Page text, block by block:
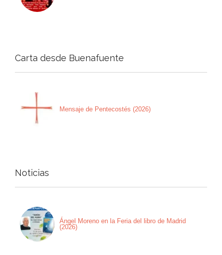
Carta desde Buenafuente
Mensaje de Pentecostés (2026)
Noticias
Ángel Moreno en la Feria del libro de Madrid
(2026)